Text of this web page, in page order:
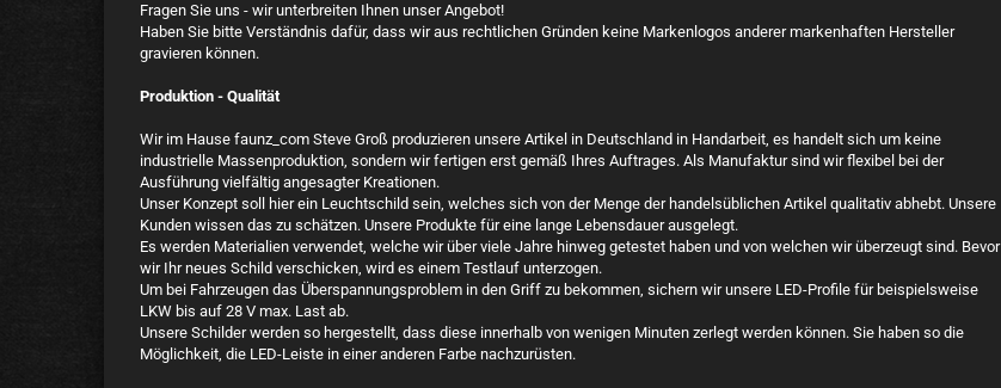
Fragen Sie uns - wir unterbreiten Ihnen unser Angebot!
Haben Sie bitte Verständnis dafür, dass wir aus rechtlichen Gründen keine Markenlogos anderer markenhaften Hersteller
gravieren können.
Produktion - Qualität
Wir im Hause faunz_com Steve Groß produzieren unsere Artikel in Deutschland in Handarbeit, es handelt sich um keine
industrielle Massenproduktion, sondern wir fertigen erst gemäß Ihres Auftrages. Als Manufaktur sind wir flexibel bei der
Ausführung vielfältig angesagter Kreationen.
Unser Konzept soll hier ein Leuchtschild sein, welches sich von der Menge der handelsüblichen Artikel qualitativ abhebt. Unsere
Kunden wissen das zu schätzen. Unsere Produkte für eine lange Lebensdauer ausgelegt.
Es werden Materialien verwendet, welche wir über viele Jahre hinweg getestet haben und von welchen wir überzeugt sind. Bevor
wir Ihr neues Schild verschicken, wird es einem Testlauf unterzogen.
Um bei Fahrzeugen das Überspannungsproblem in den Griff zu bekommen, sichern wir unsere LED-Profile für beispielsweise
LKW bis auf 28 V max. Last ab.
Unsere Schilder werden so hergestellt, dass diese innerhalb von wenigen Minuten zerlegt werden können. Sie haben so die
Möglichkeit, die LED-Leiste in einer anderen Farbe nachzurüsten.